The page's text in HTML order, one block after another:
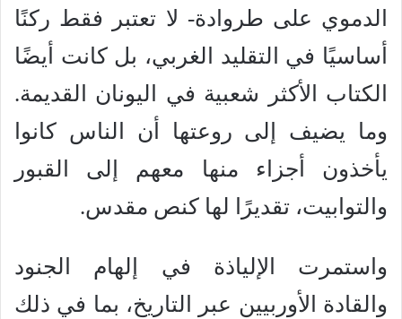
الدموي على طروادة- لا تعتبر فقط ركنًا
أساسيًا في التقليد الغربي، بل كانت أيضًا
الكتاب الأكثر شعبية في اليونان القديمة.
وما يضيف إلى روعتها أن الناس كانوا
يأخذون أجزاء منها معهم إلى القبور
والتوابيت، تقديرًا لها كنص مقدس.
واستمرت الإلياذة في إلهام الجنود
والقادة الأوربيين عبر التاريخ، بما في ذلك